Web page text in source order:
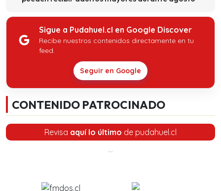
Sigue a Pudahuel.cl en Google Discover
Recibe nuestros contenidos directamente en tu
feed.
Seguir en Google
CONTENIDO PATROCINADO
Revisa aquí lo último de pudahuel.cl